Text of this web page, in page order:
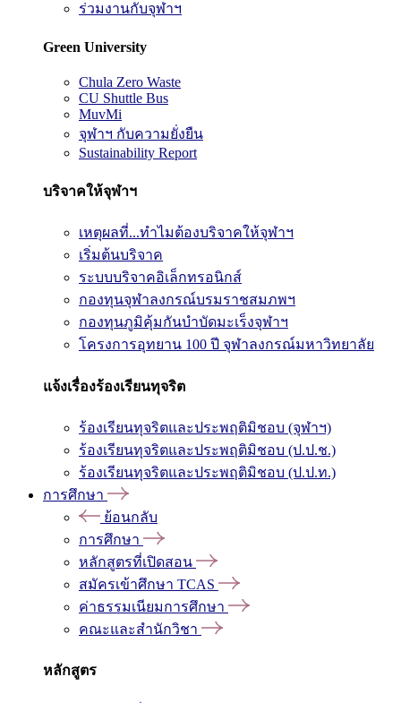
ร่วมงานกับจุฬาฯ
Green University
Chula Zero Waste
CU Shuttle Bus
MuvMi
จุฬาฯ กับความยั่งยืน
Sustainability Report
บริจาคให้จุฬาฯ
เหตุผลที่...ทำไมต้องบริจาคให้จุฬาฯ
เริ่มต้นบริจาค
ระบบบริจาคอิเล็กทรอนิกส์
กองทุนจุฬาลงกรณ์บรมราชสมภพฯ
กองทุนภูมิคุ้มกันบำบัดมะเร็งจุฬาฯ
โครงการอุทยาน 100 ปี จุฬาลงกรณ์มหาวิทยาลัย
แจ้งเรื่องร้องเรียนทุจริต
ร้องเรียนทุจริตและประพฤติมิชอบ (จุฬาฯ)
ร้องเรียนทุจริตและประพฤติมิชอบ (ป.ป.ช.)
ร้องเรียนทุจริตและประพฤติมิชอบ (ป.ป.ท.)
การศึกษา
ย้อนกลับ
การศึกษา
หลักสูตรที่เปิดสอน
สมัครเข้าศึกษา TCAS
ค่าธรรมเนียมการศึกษา
คณะและสำนักวิชา
หลักสูตร